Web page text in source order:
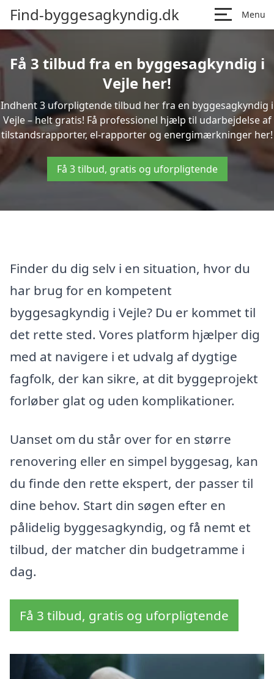
Find-byggesagkyndig.dk Menu
Få 3 tilbud fra en byggesagkyndig i
Vejle her!
Indhent 3 uforpligtende tilbud her fra en byggesagkyndig i
Vejle – helt gratis! Få professionel hjælp til udarbejdelse af
tilstandsrapporter, el-rapporter og energimærkninger her!
Få 3 tilbud, gratis og uforpligtende
Finder du dig selv i en situation, hvor du
har brug for en kompetent
byggesagkyndig i Vejle? Du er kommet til
det rette sted. Vores platform hjælper dig
med at navigere i et udvalg af dygtige
fagfolk, der kan sikre, at dit byggeprojekt
forløber glat og uden komplikationer.
Uanset om du står over for en større
renovering eller en simpel byggesag, kan
du finde den rette ekspert, der passer til
dine behov. Start din søgen efter en
pålidelig byggesagkyndig, og få nemt et
tilbud, der matcher din budgetramme i
dag.
Få 3 tilbud, gratis og uforpligtende